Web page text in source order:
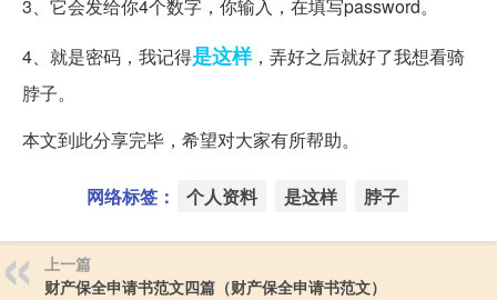
3、它会发给你4个数字，你输入，在填写password。
4、就是密码，我记得是这样，弄好之后就好了我想看骑
脖子。
本文到此分享完毕，希望对大家有所帮助。
网络标签： 个人资料 是这样 脖子
上一篇
财产保全申请书范文四篇（财产保全申请书范文）